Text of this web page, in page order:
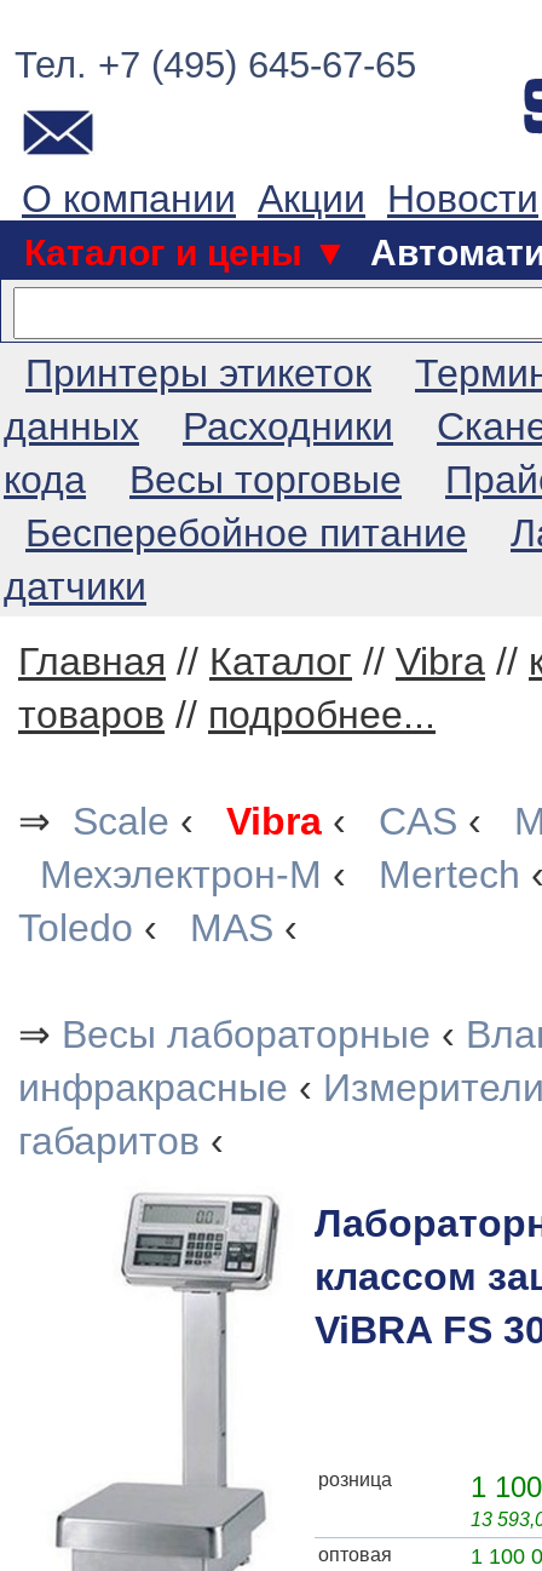
Тел. +7 (495) 645-67-65
О компании Акции Новости
Каталог и цены ▼
Принтеры этикеток
данных
Расходники
кода
Весы торговые
Бесперебойное питание
датчики
Главная // Каталог // Vibra //
товаров // подробнее...
⇒ Scale ‹ Vibra ‹ CAS ‹
Мехэлектрон-М ‹ Mertech
Toledo ‹ MAS ‹
⇒ Весы лабораторные ‹
инфракрасные ‹
габаритов ‹
классом
ViBRA FS
розница 1
13
оптовая
1 100